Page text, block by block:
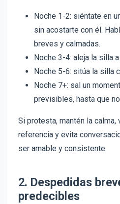
Noche 1-2: siéntate en
sin acostarte con él.
breves y calmadas.
Noche 3-4: aleja la silla
Noche 5-6: sitúa la silla
Noche 7+: sal un
previsibles, hasta que
Si protesta, mantén la
referencia y evita
ser amable y consistente.
2. Despedidas
predecibles